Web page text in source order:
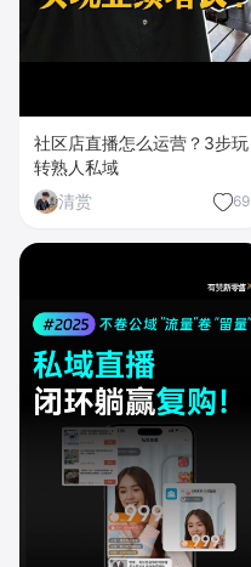
社区店直播怎么运营？3步玩
转熟人私域
清赏
69